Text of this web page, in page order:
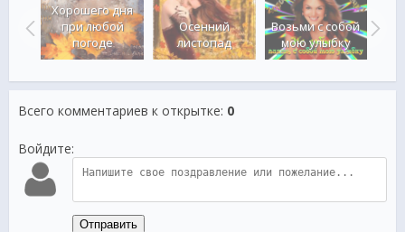
Хорошего дня
при любой
погоде
Осенний
листопад
Возьми с собой
мою улыбку
Всего комментариев к открытке: 0
Войдите:
Отправить